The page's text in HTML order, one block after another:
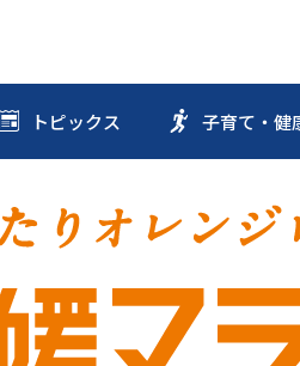
トピックス 子育て・健